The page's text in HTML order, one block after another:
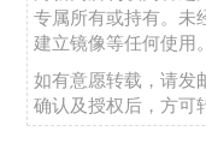
专属所有或持有。未
建立镜像等任何使用。
如有意愿转载，请发
确认及授权后，方可